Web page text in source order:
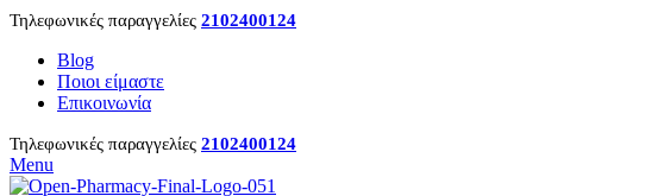
Τηλεφωνικές παραγγελίες 2102400124
Blog
Ποιοι είμαστε
Επικοινωνία
Τηλεφωνικές παραγγελίες 2102400124
Menu